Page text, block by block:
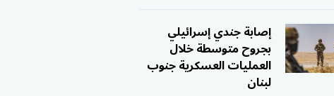
إصابة جندي إسرائيلي
بجروح متوسطة خلال
العمليات العسكرية جنوب
لبنان